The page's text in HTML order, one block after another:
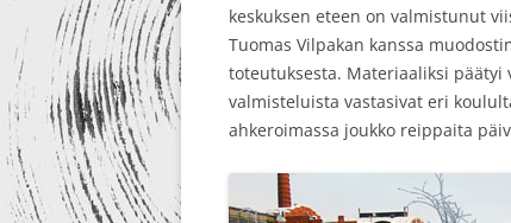
keskuksen eteen on valmistunut
Tuomas Vilpakan kanssa
toteutuksesta. Materiaaliksi
valmisteluista vastasivat eri
ahkeroimassa joukko reippaita